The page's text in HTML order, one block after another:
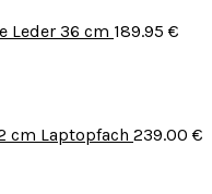
Leder 36 cm 189.95 €
cm Laptopfach 239.00 €